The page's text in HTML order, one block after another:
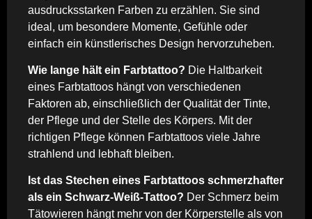
ausdrucksstarken Farben zu erzählen. Sie sind
ideal, um besondere Momente, Gefühle oder
einfach ein künstlerisches Design hervorzuheben.
Wie lange hält ein Farbtattoo? Die Haltbarkeit
eines Farbtattoos hängt von verschiedenen
Faktoren ab, einschließlich der Qualität der Tinte,
der Pflege und der Stelle des Körpers. Mit der
richtigen Pflege können Farbtattoos viele Jahre
strahlend und lebhaft bleiben.
Ist das Stechen eines Farbtattoos schmerzhafter
als ein Schwarz-Weiß-Tattoo? Der Schmerz beim
Tätowieren hängt mehr von der Körperstelle als von